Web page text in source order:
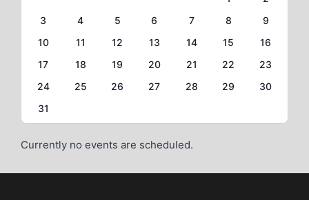
3
4 5 6 7 8
9
10
11 12 13 14 15
16
17
18 19 20 21 22
23
24
25 26 27 28 29
30
31
Currently no events are scheduled.